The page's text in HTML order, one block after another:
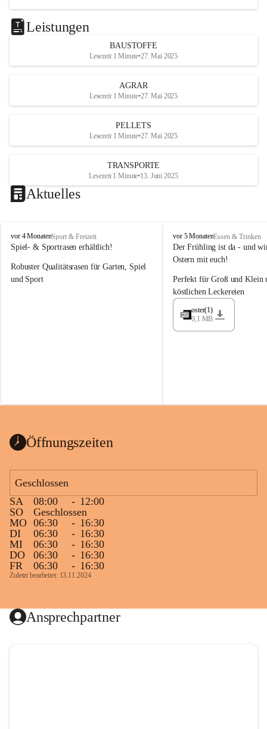
Das Team ist freundlich, motiviert und bestens geschult in
den Bereichen
Beratung, Lager sowie Transport. Für alle Ihre Anliegen
finden wir eine individuelle Lösung.
office@mayer-lipsch.at
Leistungen
BAUSTOFFE
Lesezeit 1 Minute•27. Mai 2025
AGRAR
Lesezeit 1 Minute•27. Mai 2025
PELLETS
Lesezeit 1 Minute•27. Mai 2025
TRANSPORTE
Lesezeit 1 Minute•13. Juni 2025
Aktuelles
M
a
e
r
vor 4 MonatenSport & Freizeit
Spiel- & Sportrasen erhältlich!
Robuster Qualitätsrasen für Garten, Spiel
und Sport
M
a
y
r
G
ü
e
vor 5 MonatenEssen & Trinken
Der Frühling ist da - und
Ostern mit euch!
Perfekt für Groß und Klein
köstlichen Leckereien
oster(1)
0,1 MB
Öffnungszeiten
Geschlossen
SA
08:00 - 12:00
SO
Geschlossen
MO 06:30 - 16:30
DI
06:30 - 16:30
MI
06:30 - 16:30
DO
06:30 - 16:30
FR
06:30 - 16:30
Zuletzt bearbeitet: 13.11.2024
Ansprechpartner